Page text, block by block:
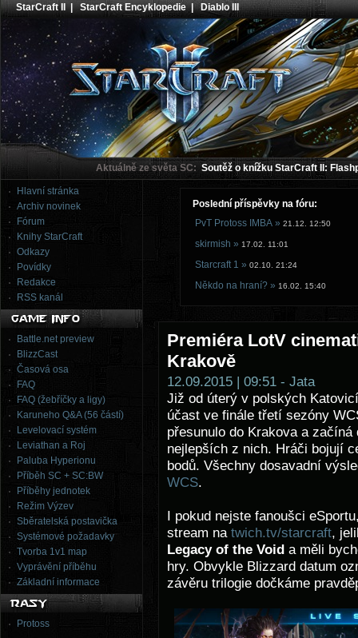
StarCraft II |StarCraft Encyklopedie|Diablo III
Aktuálně ze světa SC: Soutěž o knížku StarCraft II:
Hlavní stránka
Archiv novinek
Fórum
Knihy StarCraft
Odkazy
Povídky
Redakce
RSS kanál
Battle.net preview
BlizzCast
Časová osa
FAQ
FAQ (žebříčky a ligy)
Karuneho Q&A (56 částí)
Levelovací systém
Leviathan a Roj
Paluba Hyperionu
Příběh SC + SC:BW
Příběhy jednotek
Režim Výzev
Sběratelská postavička
Systémové požadavky
Tvorba 1v1 map
Vyprávění příběhu
Základní informace
Protoss
Poslední příspěvky na fóru:
PvT Protoss IMBA » 21.12. 12:50
skirmish » 17.02. 11:01
Starcraft 1 » 02.10. 21:24
Někdo na hraní? » 16.02. 15:40
Premiéra LotV
Krakově
12.09.2015 | 09:51 - Jata
Již od úterý v polských
účast ve finále třetí sezóny
přesunulo do Krakova a
nejlepších z nich. Hráči bojují
bodů. Všechny dosavadní
WCS.
I pokud nejste fanoušci
stream na twich.tv/starcraft,
Legacy of the Void a měli
hry. Obvykle Blizzard datum
závěru trilogie dočkáme